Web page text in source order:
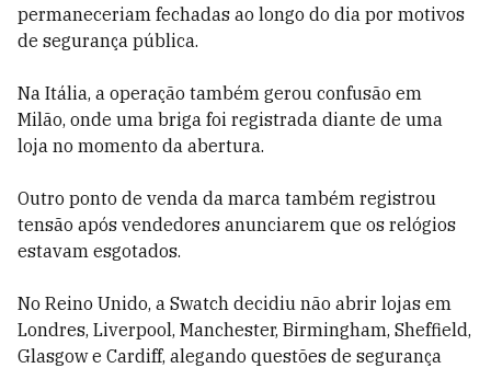
permaneceriam fechadas ao longo do dia por motivos
de segurança pública.
Na Itália, a operação também gerou confusão em
Milão, onde uma briga foi registrada diante de uma
loja no momento da abertura.
Outro ponto de venda da marca também registrou
tensão após vendedores anunciarem que os relógios
estavam esgotados.
No Reino Unido, a Swatch decidiu não abrir lojas em
Londres, Liverpool, Manchester, Birmingham, Sheffield,
Glasgow e Cardiff, alegando questões de segurança